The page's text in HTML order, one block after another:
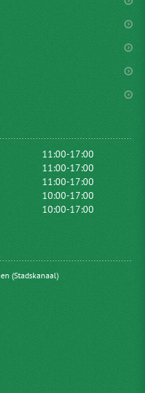
11:00-17:00
11:00-17:00
11:00-17:00
10:00-17:00
10:00-17:00
(Stadskanaal)